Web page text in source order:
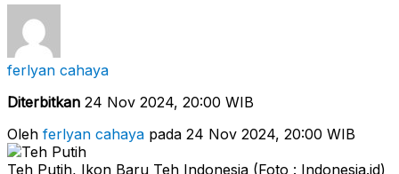
ferlyan cahaya
Diterbitkan 24 Nov 2024, 20:00 WIB
Oleh ferlyan cahaya pada 24 Nov 2024, 20:00 WIB
Teh Putih, Ikon Baru Teh Indonesia (Foto : Indonesia.id)